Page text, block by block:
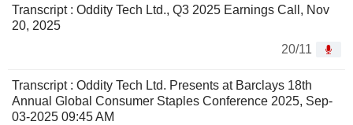
Transcript : Oddity Tech Ltd., Q3 2025 Earnings Call, Nov
20, 2025
20/11
Transcript : Oddity Tech Ltd. Presents at Barclays 18th
Annual Global Consumer Staples Conference 2025, Sep-
03-2025 09:45 AM